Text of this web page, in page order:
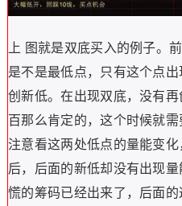
上 图就是双底买入的例子。
是不是最低点，只有这个点
创新低。在出现双底，没有
百那么肯定的，这个时候就需
注意看这两处低点的量能变
后，后面的新低却没有出现
慌的筹码已经出来了，后面